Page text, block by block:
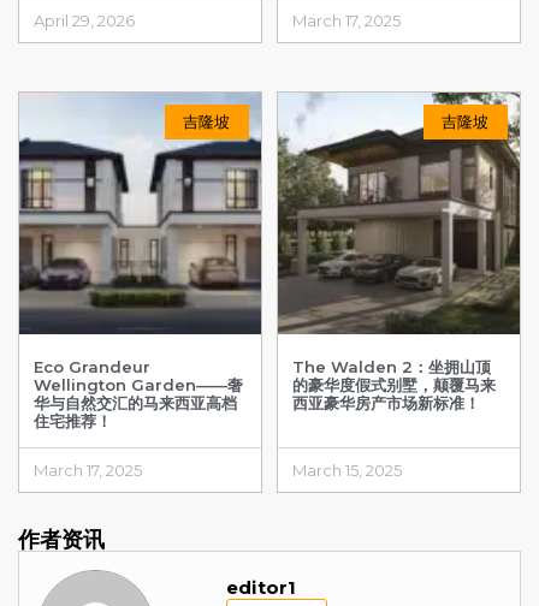
April 29, 2026 March 17, 2025
吉隆坡
Eco Grandeur
Wellington Garden——奢
华与自然交汇的马来西亚高档
住宅推荐！
March 17, 2025
吉隆坡
The Walden 2：坐拥山顶
的豪华度假式别墅，颠覆马来
西亚豪华房产市场新标准！
March 15, 2025
作者资讯
editor1